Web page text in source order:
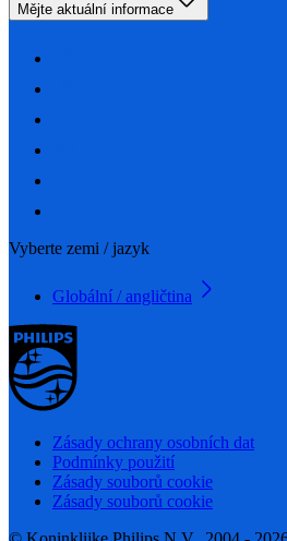
Mějte aktuální informace
Vyberte zemi / jazyk
Globální / angličtina
Zásady ochrany osobních dat
Podmínky použití
Zásady souborů cookie
Zásady souborů cookie